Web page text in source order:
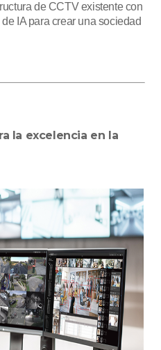
de CCTV existente con
IA para crear una sociedad
la excelencia en la